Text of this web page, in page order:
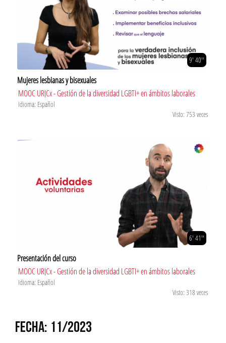
9' 40''
Mujeres lesbianas y bisexuales
MOOC URJCx - Gestión de la diversidad LGBTI+ en ámbitos laborales
Idioma: Español
Visto: 753 veces
6' 41''
Presentación del curso
MOOC URJCx - Gestión de la diversidad LGBTI+ en ámbitos laborales
Idioma: Español
Visto: 318 veces
FECHA: 11/2023